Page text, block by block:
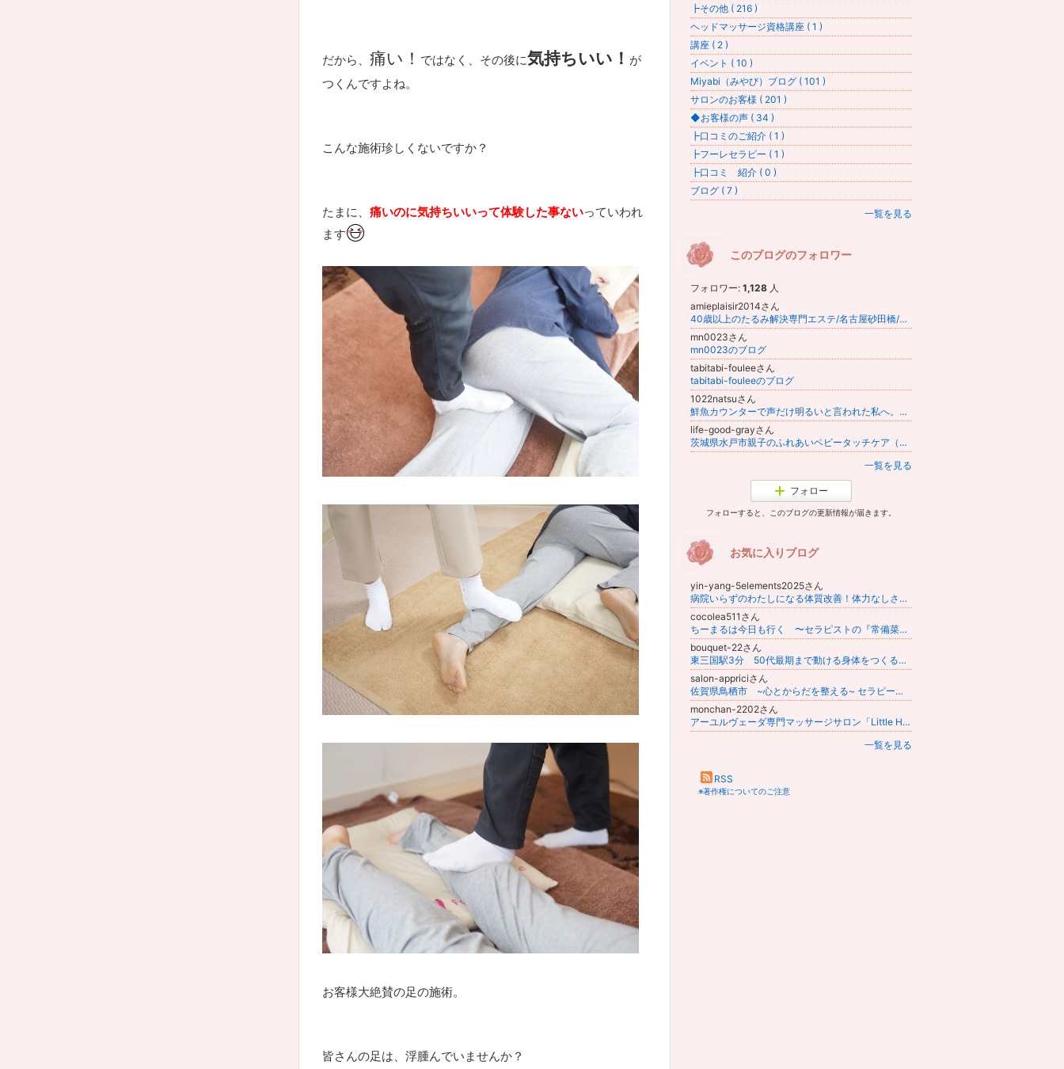
だから、 痛い！ ではなく、その後に気持ちいい！ が
つくんですよね。
こんな施術珍しくないですか？
たまに、 痛いのに気持ちいいって体験した事ないっていわれ
ます
お客様大絶賛の足の施術。
皆さんの足は、浮腫んでいませんか？
┣その他 ( 216 )
ヘッドマッサージ資格講座 ( 1 )
講座 ( 2 )
イベント ( 10 )
Miyabi（みやび）ブログ ( 101 )
サロンのお客様 ( 201 )
◆お客様の声 ( 34 )
┣口コミのご紹介 ( 1 )
┣フーレセラピー ( 1 )
┣口コミ 紹介 ( 0 )
ブログ ( 7 )
一覧を見る
このブログのフォロワー
フォロワー: 1,128 人
amieplaisir2014さん
40歳以上のたるみ解決専門エステ/名古屋砂田橋/ささきゆりか
mn0023さん
mn0023のブログ
tabitabi-fouleeさん
tabitabi-fouleeのブログ
1022natsuさん
鮮魚カウンターで声だけ明るいと言われた私へ。39歳がシャワー後も鱗の欠片を洗い流しても残る帰路｜なつ
life-good-grayさん
茨城県水戸市親子のふれあいベビータッチケア（ベビーマッサージ）～ぬくもり～
一覧を見る
フォロー
フォローすると、このブログの更新情報が届きます。
お気に入りブログ
yin-yang-5elements2025さん
病院いらずのわたしになる体質改善！体力なしさんの元気のトリセツ！東洋医学で不調解消セラピスト/みつふじあけみ
cocolea511さん
ちーまるは今日も行く 〜セラピストの『常備菜×闘い飯×日常』〜
bouquet-22さん
東三国駅3分 50代最期まで動ける身体をつくるエステ
salon-appriciさん
佐賀県鳥栖市 ~心とからだを整える~ セラピーサロン Apprici（アプリシー）
monchan-2202さん
アーユルヴェーダ専門マッサージサロン「Little Herb」(千葉市美浜区)ゆうこりんのブログ
一覧を見る
RSS
※著作権についてのご注意